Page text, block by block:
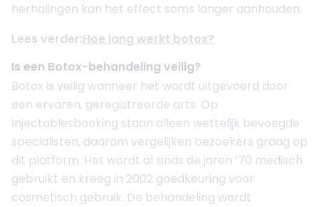
herhalingen kan het effect soms langer aanhouden.
Lees verder:Hoe lang werkt botox?
Is een Botox-behandeling veilig?
Botox is veilig wanneer het wordt uitgevoerd door
een ervaren, geregistreerde arts. Op
Injectablesbooking staan alleen wettelijk bevoegde
specialisten, daarom vergelijken bezoekers graag op
dit platform. Het wordt al sinds de jaren ’70 medisch
gebruikt en kreeg in 2002 goedkeuring voor
cosmetisch gebruik. De behandeling wordt